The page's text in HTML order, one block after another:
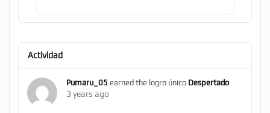
Actividad
Pumaru_05 earned the logro único Despertado
3 years ago